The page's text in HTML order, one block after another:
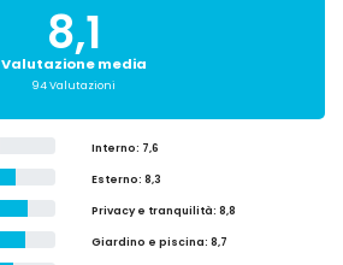
8,1
Valutazione media
94 Valutazioni
Interno: 7,6
Esterno: 8,3
Privacy e tranquilità: 8,8
Giardino e piscina: 8,7